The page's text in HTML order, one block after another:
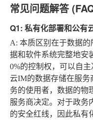
常见问题解答
Q1: 私有化部署和公有
A: 本质区别在于数据
据和软件系统完整地安
0%的控制权，可以自
云IM的数据存储在服务
务的使用者，数据的物
服务商决定。对于政务
的安全红线，因此私有